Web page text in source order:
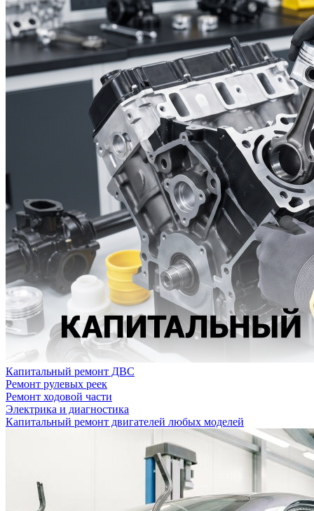
Капитальный ремонт ДВС
Ремонт рулевых реек
Ремонт ходовой части
Электрика и диагностика
Капитальный ремонт двигателей любых моделей